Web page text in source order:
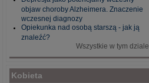
objaw choroby Alzheimera. Znaczenie
wczesnej diagnozy
Opiekunka nad osobą starszą - jak ją
znaleźć?
Wszystkie w tym dziale
Kobieta